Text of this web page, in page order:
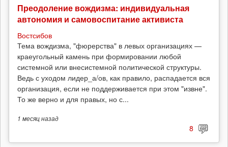
Преодоление вождизма: индивидуальная
автономия и самовоспитание активиста
Востсибов
Тема вождизма, "фюрерства" в левых организациях —
краеугольный камень при формировании любой
системной или внесистемной политической структуры.
Ведь с уходом лидер_а/ов, как правило, распадается вся
организация, если не поддерживается при этом "извне".
То же верно и для правых, но с...
1 месяцназад
8